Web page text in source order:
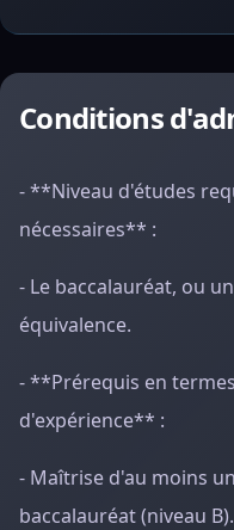
Conditions
- **Niveau d'études
nécessaires** :
- Le baccalauréat, ou
équivalence.
- **Prérequis en
d'expérience** :
- Maîtrise d'au moins
baccalauréat (niveau B).